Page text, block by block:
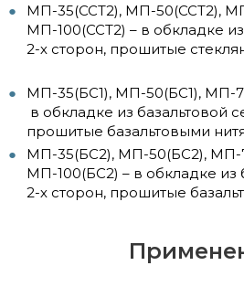
МП-35(ССТ2), МП-50(ССТ2),
МП-100(ССТ2) – в обкладке
2-х сторон, прошитые
МП-35(БС1), МП-50(БС1), МП-
в обкладке из базальтовой
прошитые базальтовыми
МП-35(БС2), МП-50(БС2), МП-
МП-100(БС2) – в обкладке из
2-х сторон, прошитые